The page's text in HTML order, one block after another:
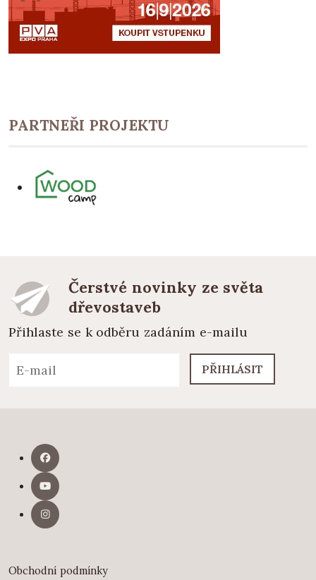
PARTNEŘI PROJEKTU
Čerstvé novinky ze světa
dřevostaveb
Přihlaste se k odběru zadáním e-mailu
PŘIHLÁSIT
Obchodní podmínky